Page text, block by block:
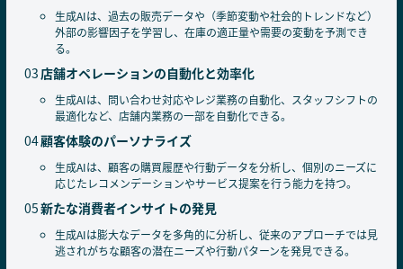
生成AIは、過去の販売データや（季節変動や社会的トレンドなど）
外部の影響因子を学習し、在庫の適正量や需要の変動を予測でき
る。
店舗オペレーションの自動化と効率化
生成AIは、問い合わせ対応やレジ業務の自動化、スタッフシフトの
最適化など、店舗内業務の一部を自動化できる。
顧客体験のパーソナライズ
生成AIは、顧客の購買履歴や行動データを分析し、個別のニーズに
応じたレコメンデーションやサービス提案を行う能力を持つ。
新たな消費者インサイトの発見
生成AIは膨大なデータを多角的に分析し、従来のアプローチでは見
逃されがちな顧客の潜在ニーズや行動パターンを発見できる。